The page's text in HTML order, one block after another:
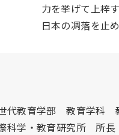
力を挙げて上梓
日本の凋落を止
代教育学部 教育学科
学・教育研究所 所長